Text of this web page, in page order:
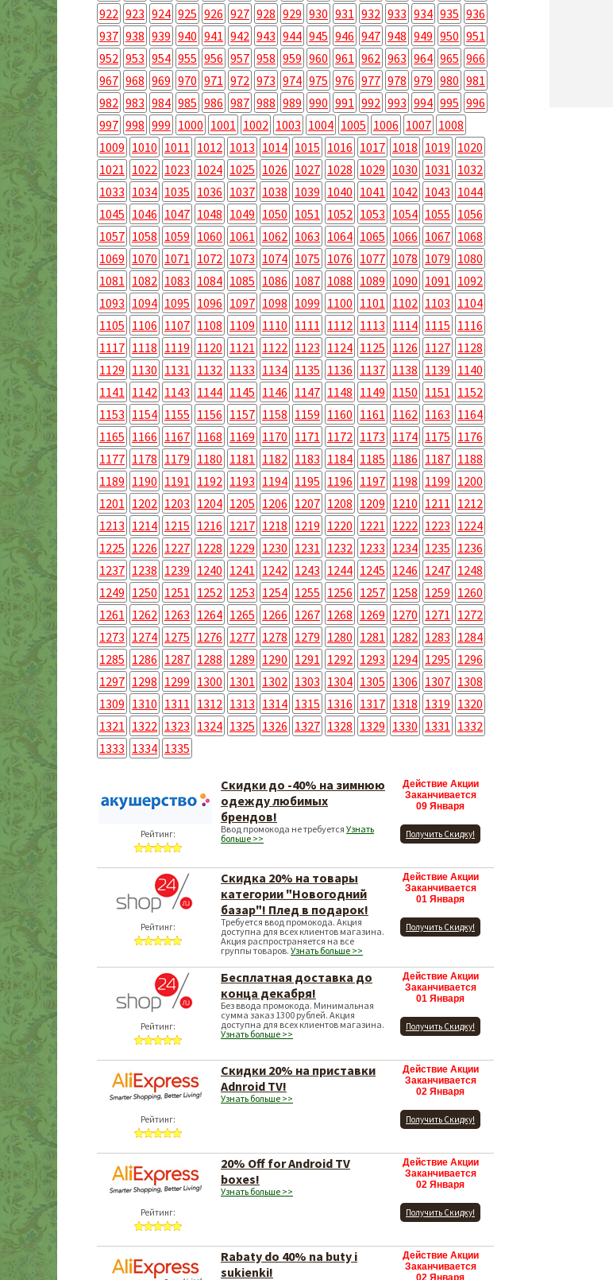
922 923 924 925 926 927 928 929 930 931 932 933 934 935 936
937 938 939 940 941 942 943 944 945 946 947 948 949 950 951
952 953 954 955 956 957 958 959 960 961 962 963 964 965 966
967 968 969 970 971 972 973 974 975 976 977 978 979 980 981
982 983 984 985 986 987 988 989 990 991 992 993 994 995 996
997 998 999 1000 1001 1002 1003 1004 1005 1006 1007 1008
1009 1010 1011 1012 1013 1014 1015 1016 1017 1018 1019 1020
1021 1022 1023 1024 1025 1026 1027 1028 1029 1030 1031 1032
1033 1034 1035 1036 1037 1038 1039 1040 1041 1042 1043 1044
1045 1046 1047 1048 1049 1050 1051 1052 1053 1054 1055 1056
1057 1058 1059 1060 1061 1062 1063 1064 1065 1066 1067 1068
1069 1070 1071 1072 1073 1074 1075 1076 1077 1078 1079 1080
1081 1082 1083 1084 1085 1086 1087 1088 1089 1090 1091 1092
1093 1094 1095 1096 1097 1098 1099 1100 1101 1102 1103 1104
1105 1106 1107 1108 1109 1110 1111 1112 1113 1114 1115 1116
1117 1118 1119 1120 1121 1122 1123 1124 1125 1126 1127 1128
1129 1130 1131 1132 1133 1134 1135 1136 1137 1138 1139 1140
1141 1142 1143 1144 1145 1146 1147 1148 1149 1150 1151 1152
1153 1154 1155 1156 1157 1158 1159 1160 1161 1162 1163 1164
1165 1166 1167 1168 1169 1170 1171 1172 1173 1174 1175 1176
1177 1178 1179 1180 1181 1182 1183 1184 1185 1186 1187 1188
1189 1190 1191 1192 1193 1194 1195 1196 1197 1198 1199 1200
1201 1202 1203 1204 1205 1206 1207 1208 1209 1210 1211 1212
1213 1214 1215 1216 1217 1218 1219 1220 1221 1222 1223 1224
1225 1226 1227 1228 1229 1230 1231 1232 1233 1234 1235 1236
1237 1238 1239 1240 1241 1242 1243 1244 1245 1246 1247 1248
1249 1250 1251 1252 1253 1254 1255 1256 1257 1258 1259 1260
1261 1262 1263 1264 1265 1266 1267 1268 1269 1270 1271 1272
1273 1274 1275 1276 1277 1278 1279 1280 1281 1282 1283 1284
1285 1286 1287 1288 1289 1290 1291 1292 1293 1294 1295 1296
1297 1298 1299 1300 1301 1302 1303 1304 1305 1306 1307 1308
1309 1310 1311 1312 1313 1314 1315 1316 1317 1318 1319 1320
1321 1322 1323 1324 1325 1326 1327 1328 1329 1330 1331 1332
1333 1334 1335
Рейтинг:
Скидки до -40% на зимнюю
одежду любимых
брендов!
Ввод промокода не требуется Узнать
больше >>
Действие Акции
Заканчивается
09 Января
Получить Скидку!
Рейтинг:
Скидка 20% на товары
категории "Новогодний
базар"! Плед в подарок!
Требуется ввод промокода. Акция
доступна для всех клиентов магазина.
Акция распространяется на все
группы товаров. Узнать больше >>
Действие Акции
Заканчивается
01 Января
Получить Скидку!
Рейтинг:
Бесплатная доставка до
конца декабря!
Без ввода промокода. Минимальная
сумма заказ 1300 рублей. Акция
доступна для всех клиентов магазина.
Узнать больше >>
Действие Акции
Заканчивается
01 Января
Получить Скидку!
Рейтинг:
Скидки 20% на приставки
Adnroid TV!
Узнать больше >>
Действие Акции
Заканчивается
02 Января
Получить Скидку!
Рейтинг:
20% Off for Android TV
boxes!
Узнать больше >>
Действие Акции
Заканчивается
02 Января
Получить Скидку!
Rabaty do 40% na buty i
sukienki!
Действие Акции
Заканчивается
02 Января